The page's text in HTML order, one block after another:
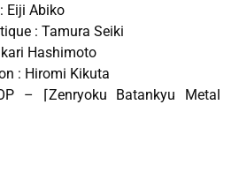
Eiji Abiko
: Tamura Seiki
Hashimoto
: Hiromi Kikuta
– ⌈Zenryoku Batankyu Metal